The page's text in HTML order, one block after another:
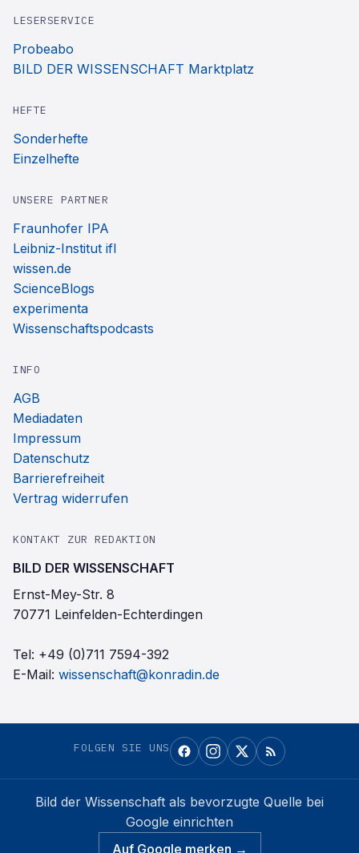
LESERSERVICE
Probeabo
BILD DER WISSENSCHAFT Marktplatz
HEFTE
Sonderhefte
Einzelhefte
UNSERE PARTNER
Fraunhofer IPA
Leibniz-Institut ifl
wissen.de
ScienceBlogs
experimenta
Wissenschaftspodcasts
INFO
AGB
Mediadaten
Impressum
Datenschutz
Barrierefreiheit
Vertrag widerrufen
KONTAKT ZUR REDAKTION
BILD DER WISSENSCHAFT
Ernst-Mey-Str. 8
70771 Leinfelden-Echterdingen
Tel: +49 (0)711 7594-392
E-Mail: wissenschaft@konradin.de
FOLGEN SIE UNS
Bild der Wissenschaft als bevorzugte Quelle bei
Google einrichten
Auf Google merken →